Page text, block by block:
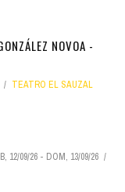
NOVOA -
TEATRO EL SAUZAL
12/09/26 - DOM, 13/09/26